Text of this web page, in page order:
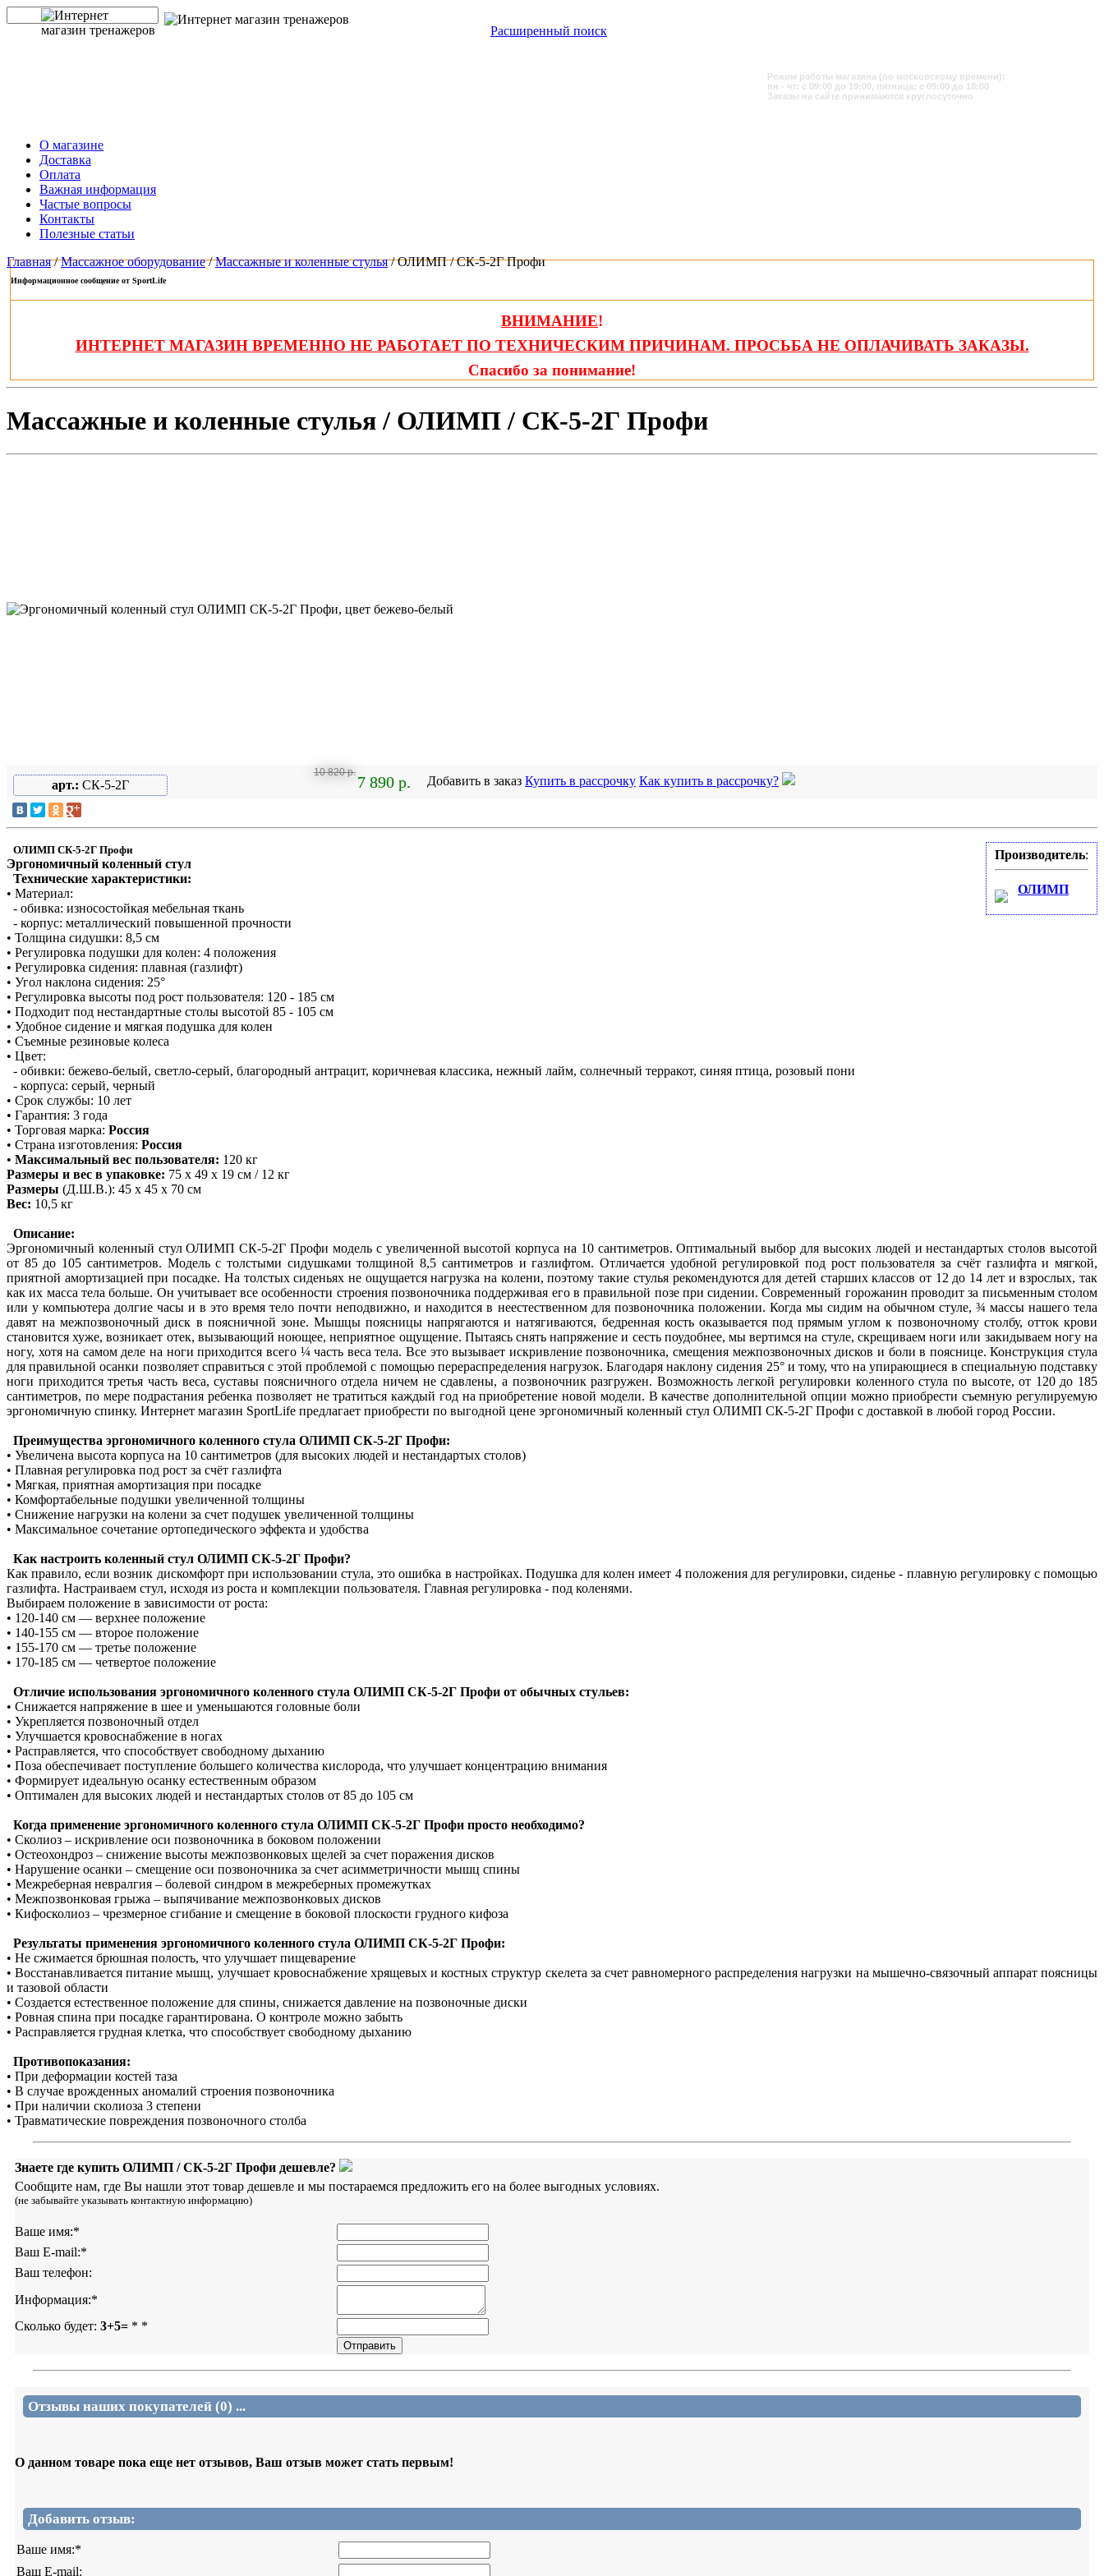
Расширенный поиск
Режим работы магазина (по московскому времени):
пн - чт: с 09:00 до 19:00, пятница: с 09:00 до 18:00
Заказы на сайте принимаются круглосуточно
О магазине
Доставка
Оплата
Важная информация
Частые вопросы
Контакты
Полезные статьи
Главная/Массажное оборудование/Массажные и коленные стулья/ ОЛИМП / СК-5-2Г Профи
Информационное сообщение от SportLife
ВНИМАНИЕ!
ИНТЕРНЕТ МАГАЗИН ВРЕМЕННО НЕ РАБОТАЕТ ПО ТЕХНИЧЕСКИМ ПРИЧИНАМ. ПРОСЬБА НЕ ОПЛАЧИВАТЬ ЗАКАЗЫ.
Спасибо за понимание!
Массажные и коленные стулья / ОЛИМП / СК-5-2Г Профи
арт.: СК-5-2Г
10 820 р.
7 890 р. Добавить в заказ Купить в рассрочку Как купить в рассрочку?
Производитель:
ОЛИМП
ОЛИМП СК-5-2Г Профи
Эргономичный коленный стул
Технические характеристики:
• Материал:
- обивка: износостойкая мебельная ткань
- корпус: металлический повышенной прочности
• Толщина сидушки: 8,5 см
• Регулировка подушки для колен: 4 положения
• Регулировка сидения: плавная (газлифт)
• Угол наклона сидения: 25°
• Регулировка высоты под рост пользователя: 120 - 185 см
• Подходит под нестандартные столы высотой 85 - 105 см
• Удобное сидение и мягкая подушка для колен
• Съемные резиновые колеса
• Цвет:
- обивки: бежево-белый, светло-серый, благородный антрацит, коричневая классика, нежный лайм, солнечный терракот, синяя птица, розовый пони
- корпуса: серый, черный
• Срок службы: 10 лет
• Гарантия: 3 года
• Торговая марка: Россия
• Страна изготовления: Россия
• Максимальный вес пользователя: 120 кг
Размеры и вес в упаковке: 75 х 49 х 19 см / 12 кг
Размеры (Д.Ш.В.): 45 х 45 х 70 см
Вес: 10,5 кг
Описание:
Эргономичный коленный стул ОЛИМП СК-5-2Г Профи модель с увеличенной высотой корпуса на 10 сантиметров. Оптимальный выбор для высоких людей и нестандартых столов высотой
от 85 до 105 сантиметров. Модель с толстыми сидушками толщиной 8,5 сантиметров и газлифтом. Отличается удобной регулировкой под рост пользователя за счёт газлифта и мягкой,
приятной амортизацией при посадке. На толстых сиденьях не ощущается нагрузка на колени, поэтому такие стулья рекомендуются для детей старших классов от 12 до 14 лет и взрослых, так
как их масса тела больше. Он учитывает все особенности строения позвоночника поддерживая его в правильной позе при сидении. Современный горожанин проводит за письменным столом
или у компьютера долгие часы и в это время тело почти неподвижно, и находится в неестественном для позвоночника положении. Когда мы сидим на обычном стуле, ¾ массы нашего тела
давят на межпозвоночный диск в поясничной зоне. Мышцы поясницы напрягаются и натягиваются, бедренная кость оказывается под прямым углом к позвоночному столбу, отток крови
становится хуже, возникает отек, вызывающий ноющее, неприятное ощущение. Пытаясь снять напряжение и сесть поудобнее, мы вертимся на стуле, скрещиваем ноги или закидываем ногу на
ногу, хотя на самом деле на ноги приходится всего ¼ часть веса тела. Все это вызывает искривление позвоночника, смещения межпозвоночных дисков и боли в пояснице. Конструкция стула
для правильной осанки позволяет справиться с этой проблемой с помощью перераспределения нагрузок. Благодаря наклону сидения 25° и тому, что на упирающиеся в специальную подставку
ноги приходится третья часть веса, суставы поясничного отдела ничем не сдавлены, а позвоночник разгружен. Возможность легкой регулировки коленного стула по высоте, от 120 до 185
сантиметров, по мере подрастания ребенка позволяет не тратиться каждый год на приобретение новой модели. В качестве дополнительной опции можно приобрести съемную регулируемую
эргономичную спинку. Интернет магазин SportLife предлагает приобрести по выгодной цене эргономичный коленный стул ОЛИМП СК-5-2Г Профи с доставкой в любой город России.
Преимущества эргономичного коленного стула ОЛИМП СК-5-2Г Профи:
• Увеличена высота корпуса на 10 сантиметров (для высоких людей и нестандартых столов)
• Плавная регулировка под рост за счёт газлифта
• Мягкая, приятная амортизация при посадке
• Комфортабельные подушки увеличенной толщины
• Снижение нагрузки на колени за счет подушек увеличенной толщины
• Максимальное сочетание ортопедического эффекта и удобства
Как настроить коленный стул ОЛИМП СК-5-2Г Профи?
Как правило, если возник дискомфорт при использовании стула, это ошибка в настройках. Подушка для колен имеет 4 положения для регулировки, сиденье - плавную регулировку с помощью
газлифта. Настраиваем стул, исходя из роста и комплекции пользователя. Главная регулировка - под коленями.
Выбираем положение в зависимости от роста:
• 120-140 см — верхнее положение
• 140-155 см — второе положение
• 155-170 см — третье положение
• 170-185 см — четвертое положение
Отличие использования эргономичного коленного стула ОЛИМП СК-5-2Г Профи от обычных стульев:
• Снижается напряжение в шее и уменьшаются головные боли
• Укрепляется позвоночный отдел
• Улучшается кровоснабжение в ногах
• Расправляется, что способствует свободному дыханию
• Поза обеспечивает поступление большего количества кислорода, что улучшает концентрацию внимания
• Формирует идеальную осанку естественным образом
• Оптимален для высоких людей и нестандартых столов от 85 до 105 см
Когда применение эргономичного коленного стула ОЛИМП СК-5-2Г Профи просто необходимо?
• Сколиоз – искривление оси позвоночника в боковом положении
• Остеохондроз – снижение высоты межпозвонковых щелей за счет поражения дисков
• Нарушение осанки – смещение оси позвоночника за счет асимметричности мышц спины
• Межреберная невралгия – болевой синдром в межреберных промежутках
• Межпозвонковая грыжа – выпячивание межпозвонковых дисков
• Кифосколиоз – чрезмерное сгибание и смещение в боковой плоскости грудного кифоза
Результаты применения эргономичного коленного стула ОЛИМП СК-5-2Г Профи:
• Не сжимается брюшная полость, что улучшает пищеварение
• Восстанавливается питание мышц, улучшает кровоснабжение хрящевых и костных структур скелета за счет равномерного распределения нагрузки на мышечно-связочный аппарат поясницы
и тазовой области
• Создается естественное положение для спины, снижается давление на позвоночные диски
• Ровная спина при посадке гарантирована. О контроле можно забыть
• Расправляется грудная клетка, что способствует свободному дыханию
Противопоказания:
• При деформации костей таза
• В случае врожденных аномалий строения позвоночника
• При наличии сколиоза 3 степени
• Травматические повреждения позвоночного столба
Знаете где купить ОЛИМП / СК-5-2Г Профи дешевле?
Сообщите нам, где Вы нашли этот товар дешевле и мы постараемся предложить его на более выгодных условиях.
(не забывайте указывать контактную информацию)
Ваше имя:*
Ваш E-mail:*
Ваш телефон:
Информация:*
Сколько будет: 3+5= * *
Отзывы наших покупателей (0) ...
О данном товаре пока еще нет отзывов, Ваш отзыв может стать первым!
Добавить отзыв:
Ваше имя:*
Ваш E-mail: